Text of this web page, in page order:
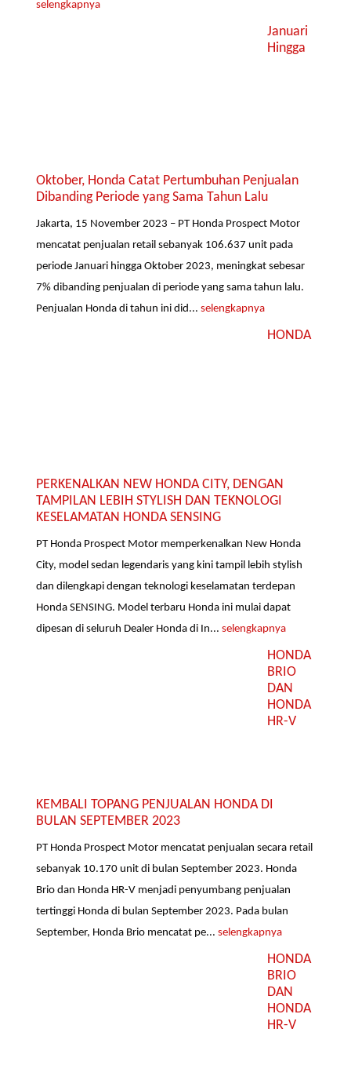
selengkapnya
Januari
Hingga
Oktober, Honda Catat Pertumbuhan Penjualan
Dibanding Periode yang Sama Tahun Lalu
Jakarta, 15 November 2023 – PT Honda Prospect Motor
mencatat penjualan retail sebanyak 106.637 unit pada
periode Januari hingga Oktober 2023, meningkat sebesar
7% dibanding penjualan di periode yang sama tahun lalu.
Penjualan Honda di tahun ini did...selengkapnya
HONDA
PERKENALKAN NEW HONDA CITY, DENGAN
TAMPILAN LEBIH STYLISH DAN TEKNOLOGI
KESELAMATAN HONDA SENSING
PT Honda Prospect Motor memperkenalkan New Honda
City, model sedan legendaris yang kini tampil lebih stylish
dan dilengkapi dengan teknologi keselamatan terdepan
Honda SENSING. Model terbaru Honda ini mulai dapat
dipesan di seluruh Dealer Honda di In...selengkapnya
HONDA
BRIO
DAN
HONDA
HR-V
KEMBALI TOPANG PENJUALAN HONDA DI
BULAN SEPTEMBER 2023
PT Honda Prospect Motor mencatat penjualan secara retail
sebanyak 10.170 unit di bulan September 2023. Honda
Brio dan Honda HR-V menjadi penyumbang penjualan
tertinggi Honda di bulan September 2023. Pada bulan
September, Honda Brio mencatat pe...selengkapnya
HONDA
BRIO
DAN
HONDA
HR-V